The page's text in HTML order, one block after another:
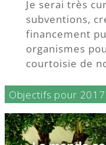
Je serai très
subventions,
financement
organismes
courtoisie de
Objectifs pour 2017